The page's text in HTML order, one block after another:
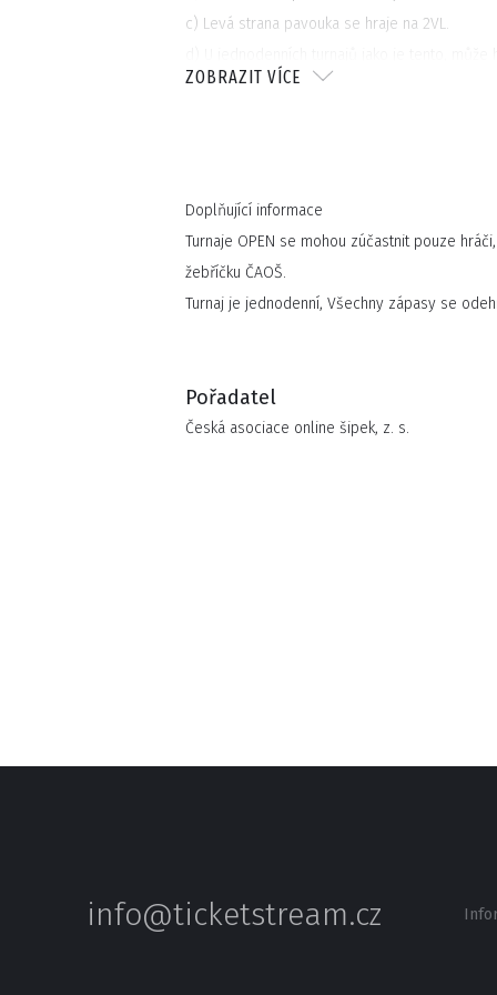
c) Levá strana pavouka se hraje na 2VL.
účastník turnaje.
4. Výhry
a) kompletní informace o výhrách najdete na
jimi budou řídit.
ZOBRAZIT VÍCE
Doplňující informace
Turnaje OPEN se mohou zúčastnit pouze
žebříčku ČAOŠ.
Turnaj je jednodenní, Všechny zápasy se
Pořadatel
Česká asociace online šipek, z. s.
info@ticketstream.cz